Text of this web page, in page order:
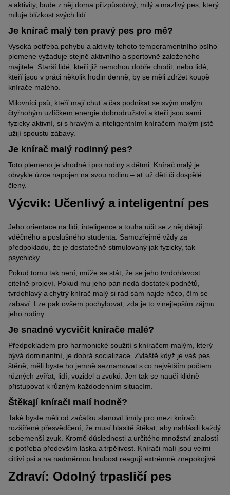
a aktivity, bude z něj doma přizpůsobivý, milý a mazlivý pes, který
miluje blízkost svých lidí.
Je knírač malý ten pravý pes pro mě?
Vysoká potřeba pohybu a aktivity tohoto temperamentního psího
plemene vyžaduje stejně aktivního a sportovně založeného
majitele. Starší lidé, kteří již nemohou dobře chodit, nebo lidé,
kteří jsou v práci několik hodin denně, by se měli zdržet koupě
knírače malého.
Milovníci psů, kteří mají chuť a čas podnikat se svým malým
čtyřnohým uzlíčkem energie dobrodružství a kteří jsou sami
fyzicky aktivní, si s hravým a inteligentním kníračem malým jistě
užijí spoustu zábavy.
Je knírač malý rodinný pes?
Toto plemeno je vhodné i pro rodiny s dětmi. Knírač malý je
obvykle úzce napojen na svou rodinu – ať už děti či dospělé
členy.
Výcvik: Učenlivý a inteligentní pes
Jeho orientace na lidi, inteligence a touha učit se z něj dělají
vděčného a poslušného studenta. Samozřejmě vždy za
předpokladu, že je dostatečně stimulovaný jak fyzicky, tak
psychicky.
Pokud tomu tak není, může se stát, že se jeho tvrdohlavost
citelně projeví. Pokud mu jeho pán nedá dostatek podnětů,
tvrdohlavý a chytrý knírač malý si rád sám najde něco, čím se
zabaví. Lze pak ovšem pochybovat, zda je to v nejlepším zájmu
jeho rodiny.
Je snadné vycvičit knírače malé?
Předpokladem pro harmonické soužití s kníračem malým, který
bývá dominantní, je dobrá socializace. Zvláště když je váš pes
štěně, měli byste ho jemně seznamovat s co největším počtem
různých zvířat, lidí, vozidel a zvuků. Jen tak se naučí klidně
přistupovat k různým každodenním situacím.
Štěkají knírači malí hodně?
Také byste měli od začátku stanovit limity pro mezi knírači
rozšířené přesvědčení, že musí hlasitě štěkat, aby nahlásili každý
sebemenší zvuk. Kromě důslednosti a určitého množství znalostí
je potřeba především láska a trpělivost. Knírači malí jsou velmi
citliví psi a na nadměrnou hrubost reagují extrémně znepokojivě.
Zdraví: Odolný trpasličí pes